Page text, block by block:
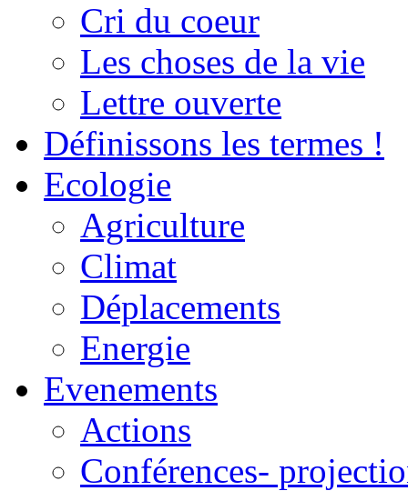
Cri du coeur
Les choses de la vie
Lettre ouverte
Définissons les termes !
Ecologie
Agriculture
Climat
Déplacements
Energie
Evenements
Actions
Conférences-